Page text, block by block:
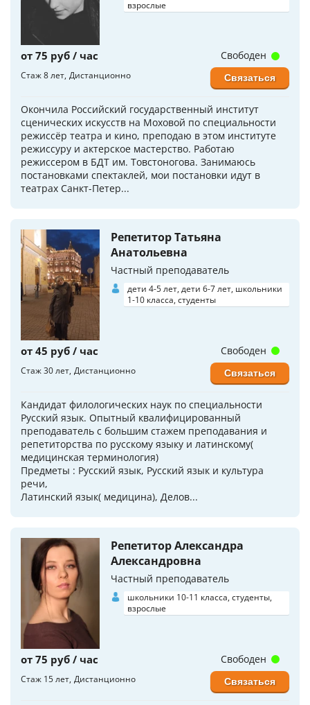
взрослые
от 75 руб / час
Стаж 8 лет Дистанционно
Окончила Российский государственный институт
сценических искусств на Моховой по специальности
режиссёр театра и кино, преподаю в этом институте
режиссуру и актерское мастерство. Работаю
режиссером в БДТ им. Товстоногова. Занимаюсь
постановками спектаклей, мои постановки идут в
театрах Санкт-Петер...
Свободен
Связаться
Репетитор Татьяна
Анатольевна
Частный преподаватель
дети 4-5 лет, дети 6-7 лет, школьники
1-10 класса, студенты
от 45 руб / час
Стаж 30 лет Дистанционно
Кандидат филологических наук по специальности
Русский язык. Опытный квалифицированный
преподаватель с большим стажем преподавания и
репетиторства по русскому языку и латинскому(
медицинская терминология)
Предметы : Русский язык, Русский язык и культура
речи,
Латинский язык( медицина), Делов...
Свободен
Связаться
Репетитор Александра
Александровна
Частный преподаватель
школьники 10-11 класса, студенты,
взрослые
от 75 руб / час
Стаж 15 лет Дистанционно
Свободен
Связаться